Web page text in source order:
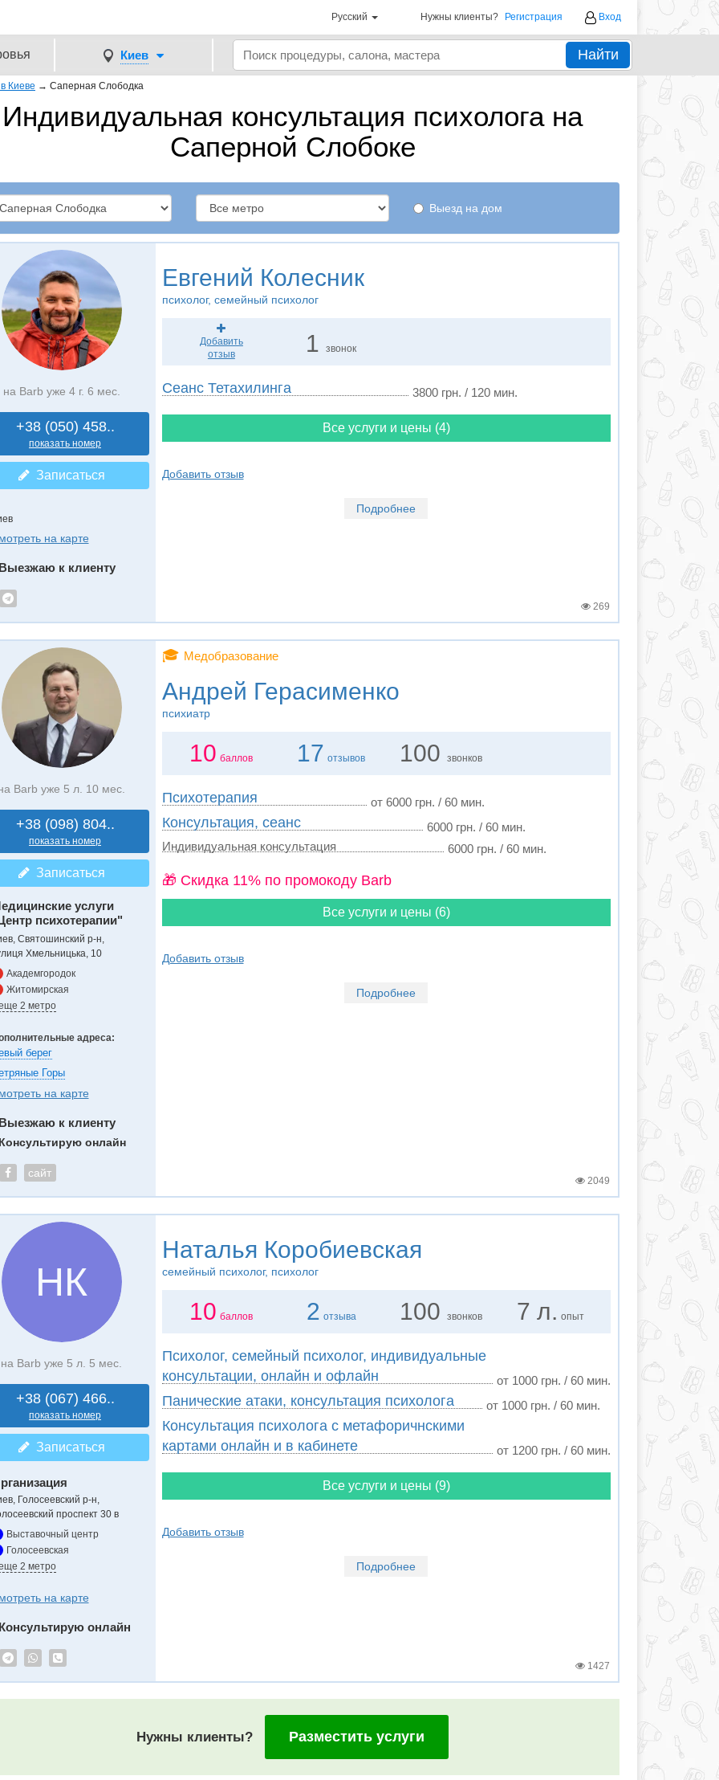
Русский Нужны клиенты? Регистрация Вход
Киев Найти
Киеве → Саперная Слободка
Индивидуальная консультация психолога на
Саперной Слобоке
Выезд на дом
на Barb уже 4 г. 6 мес.
+38 (050) 458..
показать номер
Записаться
на карте
к клиенту
Евгений Колесник
психолог, семейный психолог
Добавить
отзыв
1звонок
Сеанс Тетахилинга 3800 грн. / 120 мин.
Все услуги и цены (4)
Добавить отзыв
Подробнее
269
Barb уже 5 л. 10 мес.
+38 (098) 804..
показать номер
Записаться
услуги
психотерапии"
Святошинский р-н,
Хмельницька, 10
Академгородок
Житомирская
2 метро
адреса:
берег
Горы
на карте
к клиенту
онлайн
сайт
🎓 Медобразование
Андрей Герасименко
психиатр
10 баллов 17 отзывов 100 звонков
Психотерапия от 6000 грн. / 60 мин.
Консультация, сеанс
6000 грн. / 60 мин.
Индивидуальная консультация
6000 грн. / 60 мин.
🎁 Cкидка 11% по промокоду Barb
Все услуги и цены (6)
Добавить отзыв
Подробнее
2049
НК
на Barb уже 5 л. 5 мес.
+38 (067) 466..
показать номер
Записаться
Голосеевский р-н,
проспект 30 в
Выставочный центр
Голосеевская
2 метро
на карте
онлайн
Наталья Коробиевская
семейный психолог, психолог
10 баллов 2 отзыва 100 звонков 7 л. опыт
Психолог, семейный психолог, индивидуальные
консультации, онлайн и офлайн
от 1000 грн. / 60 мин.
Панические атаки, консультация психолога от 1000 грн. / 60 мин.
Консультация психолога с метафоричнскими
картами онлайн и в кабинете
от 1200 грн. / 60 мин.
Все услуги и цены (9)
Добавить отзыв
Подробнее
1427
Нужны клиенты? Разместить услуги